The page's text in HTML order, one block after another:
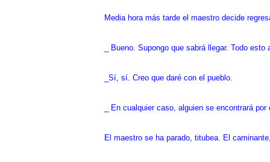
Media hora más tarde el maestro decide
_ Bueno. Supongo que sabrá llegar. Todo esto
_Sí, sí. Creo que daré con el pueblo.
_ En cualquier caso, alguien se encontrará por
El maestro se ha parado, titubea. El